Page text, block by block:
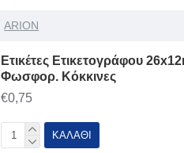
ARION
Ετικέτες Ετικετογράφου
Φωσφορ. Κόκκινες
€0,75
ΚΑΛΆΘΙ